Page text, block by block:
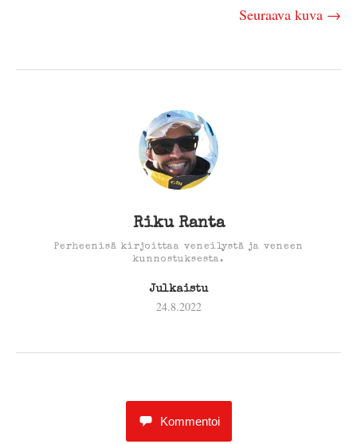
Seuraava kuva →
Riku Ranta
Perheenisä kirjoittaa veneilystä ja veneen
kunnostuksesta.
Julkaistu
24.8.2022
Kommentoi